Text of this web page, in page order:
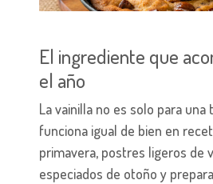
El ingrediente que
el año
La vainilla no es solo para una
funciona igual de bien en
primavera, postres ligeros de
especiados de otoño y